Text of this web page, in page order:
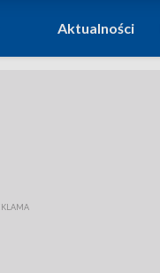
DO
Aktualności